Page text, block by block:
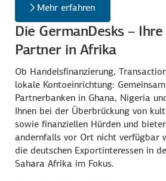
Mehr erfahren
Die GermanDesks –
Partner in Afrika
Ob Handelsfinanzierung,
lokale Kontoeinrichtung:
Partnerbanken in Ghana, Nigeria
Ihnen bei der Überbrückung von
sowie finanziellen Hürden und
andernfalls vor Ort nicht verfügbar
die deutschen Exportinteressen in
Sahara Afrika im Fokus.